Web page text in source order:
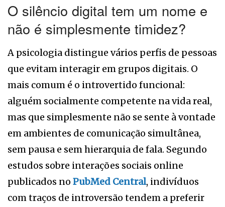
O silêncio digital tem um nome e
não é simplesmente timidez?
A psicologia distingue vários perfis de pessoas
que evitam interagir em grupos digitais. O
mais comum é o introvertido funcional:
alguém socialmente competente na vida real,
mas que simplesmente não se sente à vontade
em ambientes de comunicação simultânea,
sem pausa e sem hierarquia de fala. Segundo
estudos sobre interações sociais online
publicados no PubMed Central, indivíduos
com traços de introversão tendem a preferir